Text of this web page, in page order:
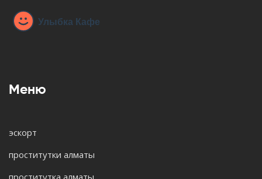
Меню
эскорт
проститутки алматы